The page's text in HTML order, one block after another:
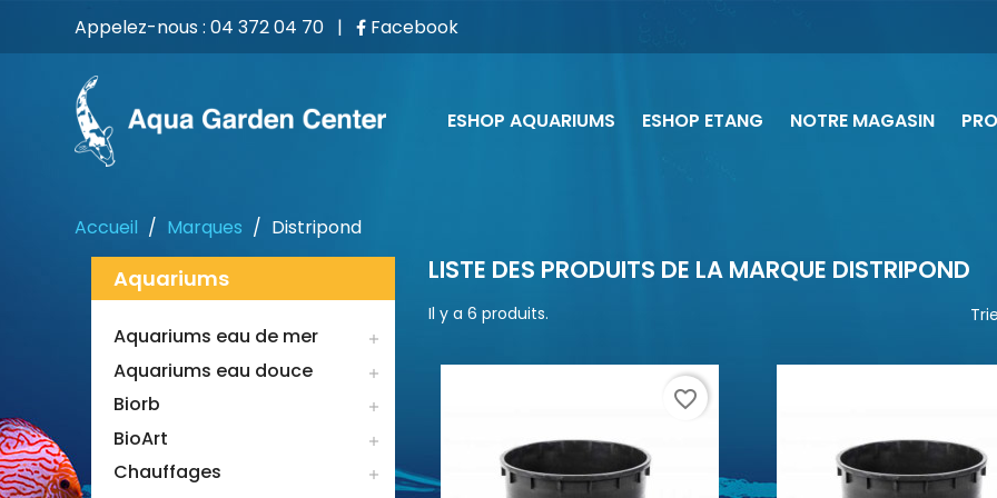
Appelez-nous : 04 372 04 70 | Facebook
ESHOP AQUARIUMS ESHOP ETANG NOTRE MAGASIN
Accueil Marques Distripond
Aquariums
Aquariums eau de mer 
Aquariums eau douce 
Biorb 
BioArt 
Chauffages 
LISTE DES PRODUITS DE LA MARQUE DISTRIPOND
Il y a 6 produits.
favorite_border